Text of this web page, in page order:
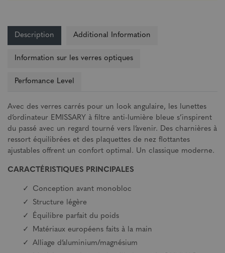
Description Additional Information
Information sur les verres optiques
Perfomance Level
Avec des verres carrés pour un look angulaire, les lunettes
d’ordinateur EMISSARY à filtre anti-lumière bleue s’inspirent
du passé avec un regard tourné vers l’avenir. Des charnières à
ressort équilibrées et des plaquettes de nez flottantes
ajustables offrent un confort optimal. Un classique moderne.
CARACTÉRISTIQUES PRINCIPALES
Conception avant monobloc
Structure légère
Équilibre parfait du poids
Matériaux européens faits à la main
Alliage d’aluminium/magnésium